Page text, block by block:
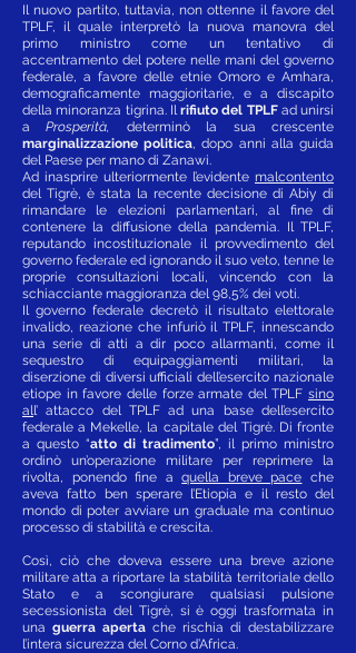
Il nuovo partito, tuttavia, non ottenne il favore del
TPLF, il quale interpretò la nuova manovra del
primo ministro come un tentativo di
accentramento del potere nelle mani del governo
federale, a favore delle etnie Omoro e Amhara,
demograficamente maggioritarie, e a discapito
della minoranza tigrina. Ilrifiuto del TPLFad unirsi
aProsperità,
determinò la sua crescente
marginalizzazione politica, dopo anni alla guida
del Paese per mano di Zanawi.
Ad inasprire ulteriormente l’evidente malcontento
del Tigrè, è stata la recente decisione di Abiy di
rimandare le elezioni parlamentari, al fine di
contenere la diffusione della pandemia. Il TPLF,
reputando incostituzionale il provvedimento del
governo federale ed ignorando il suo veto, tenne le
proprie consultazioni locali, vincendo con la
schiacciante maggioranza del 98,5% dei voti.
Il governo federale decretò il risultato elettorale
invalido, reazione che infuriò il TPLF, innescando
una serie di atti a dir poco allarmanti, come il
sequestro di equipaggiamenti militari, la
diserzione di diversi ufficiali dell’esercito nazionale
etiope in favore delle forze armate del TPLF sino
all’ attacco del TPLF ad una base dell’esercito
federale a Mekelle, la capitale del Tigrè. Di fronte
a questo “atto di tradimento”, il primo ministro
ordinò un’operazione militare per reprimere la
rivolta, ponendo fine aquella breve pace che
aveva fatto ben sperare l’Etiopia e il resto del
mondo di poter avviare un graduale ma continuo
processo di stabilità e crescita.
Così, ciò che doveva essere una breve azione
militare atta a riportare la stabilità territoriale dello
Stato e a scongiurare qualsiasi pulsione
secessionista del Tigrè, si è oggi trasformata in
una guerra aperta che rischia di destabilizzare
l’intera sicurezza del Corno d’Africa.